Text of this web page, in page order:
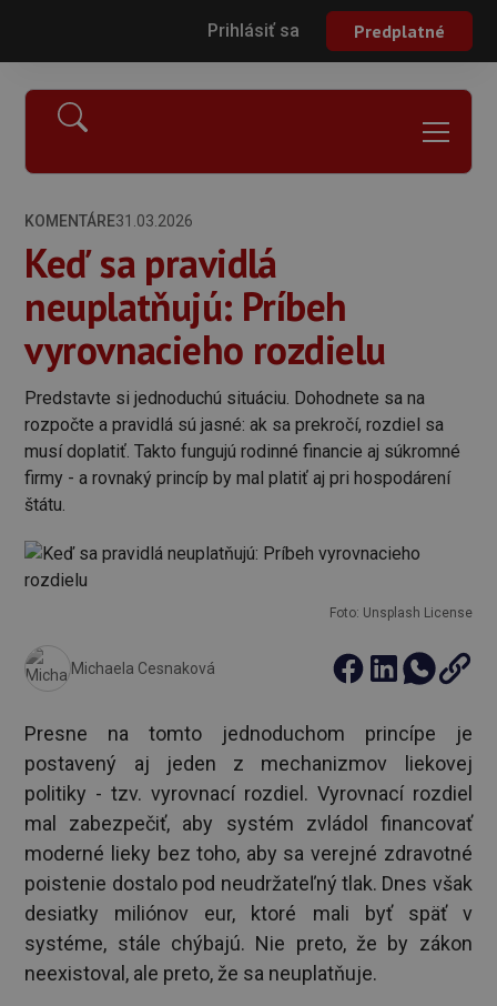
Prihlásiť sa Predplatné
KOMENTÁRE31.03.2026
Keď sa pravidlá
neuplatňujú: Príbeh
vyrovnacieho rozdielu
Predstavte si jednoduchú situáciu. Dohodnete sa na
rozpočte a pravidlá sú jasné: ak sa prekročí, rozdiel sa
musí doplatiť. Takto fungujú rodinné financie aj súkromné
firmy - a rovnaký princíp by mal platiť aj pri hospodárení
štátu.
Foto: Unsplash License
Michaela Cesnaková
Presne na tomto jednoduchom princípe je
postavený aj jeden z mechanizmov liekovej
politiky - tzv. vyrovnací rozdiel. Vyrovnací rozdiel
mal zabezpečiť, aby systém zvládol financovať
moderné lieky bez toho, aby sa verejné zdravotné
poistenie dostalo pod neudržateľný tlak. Dnes však
desiatky miliónov eur, ktoré mali byť späť v
systéme, stále chýbajú. Nie preto, že by zákon
neexistoval, ale preto, že sa neuplatňuje.